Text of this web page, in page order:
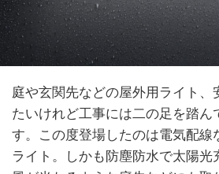
庭や玄関先などの屋外用ライト、
たいけれど工事には二の足を踏ん
す。この度登場したのは電気配線
ライト。しかも防塵防水で太陽光